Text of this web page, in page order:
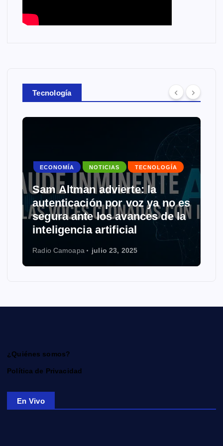
Tecnología
ECONOMÍA NOTICIAS TECNOLOGÍA
Sam Altman advierte: la
autenticación por voz ya no es
segura ante los avances de la
inteligencia artificial
Radio Camoapa julio 23, 2025
¿Quiénes somos?
Política de Privacidad
En Vivo